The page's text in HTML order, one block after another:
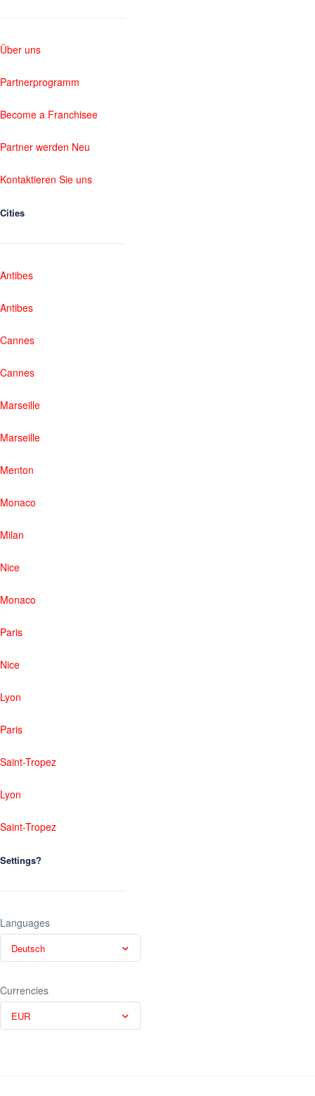
Über uns
Partnerprogramm
Become a Franchisee
Partner werden Neu
Kontaktieren Sie uns
Cities
Antibes
Antibes
Cannes
Cannes
Marseille
Marseille
Menton
Monaco
Milan
Nice
Monaco
Paris
Nice
Lyon
Paris
Saint-Tropez
Lyon
Saint-Tropez
Settings?
Languages
Deutsch
Currencies
EUR